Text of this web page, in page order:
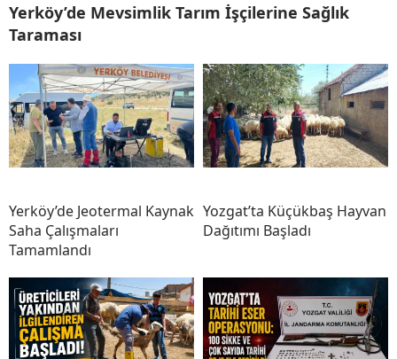
Yerköy’de Mevsimlik Tarım İşçilerine Sağlık
Taraması
Yerköy’de Jeotermal Kaynak
Saha Çalışmaları
Tamamlandı
Yozgat’ta Küçükbaş Hayvan
Dağıtımı Başladı